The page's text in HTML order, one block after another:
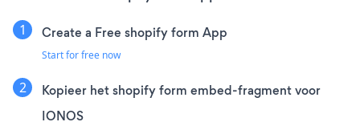
Create a Free shopify form App
Start for free now
Kopieer het shopify form embed-fragment voor
IONOS